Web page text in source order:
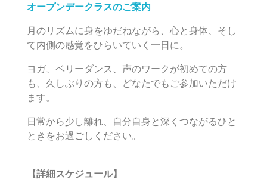
オープンデークラスのご案内
月のリズムに身をゆだねながら、心と身体、そし
て内側の感覚をひらいていく一日に。
ヨガ、ベリーダンス、声のワークが初めての方
も、久しぶりの方も、どなたでもご参加いただけ
ます。
日常から少し離れ、自分自身と深くつながるひと
ときをお過ごしください。
【詳細スケジュール】